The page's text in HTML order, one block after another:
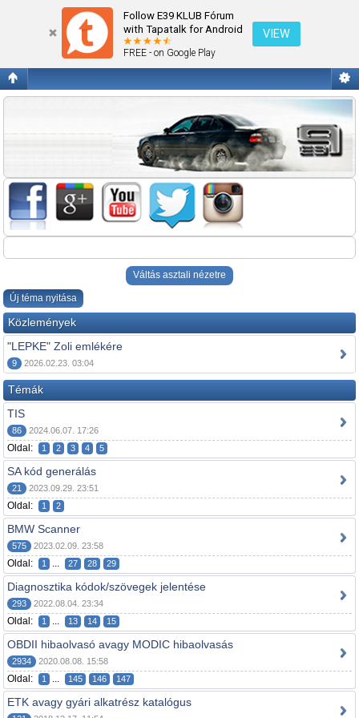
Follow E39 KLUB Fórum
with Tapatalk for Android
FREE - on Google Play
VIEW
OBDII/INPA/DIS
Váltás asztali nézetre
Új téma nyitása
Közlemények
"LEPKE" Zoli emlékére
9 2026.02.23. 03:04
Témák
TIS
86 2024.06.07. 17:26
Oldal: 1 2 3 4 5
SA kód generálás
21 2023.09.29. 23:51
Oldal: 1 2
BMW Scanner
575 2023.02.09. 23:58
Oldal: 1 ... 27 28 29
Diagnosztika kódok/szövegek jelentése
293 2022.08.04. 23:34
Oldal: 1 ... 13 14 15
OBDII hibaolvasó avagy MODIC hibaolvasás
2934 2020.08.08. 15:58
Oldal: 1 ... 145 146 147
ETK avagy gyári alkatrész katalógus